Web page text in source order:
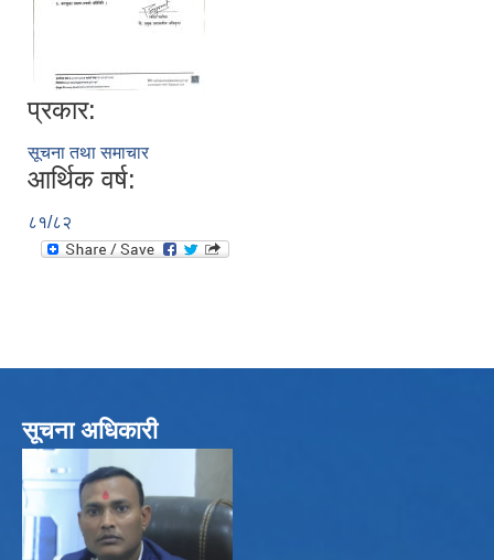
प्रकार:
सूचना तथा समाचार
आर्थिक वर्ष:
८१/८२
सूचना अधिकारी